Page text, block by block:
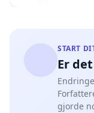
START
Er
gjorde